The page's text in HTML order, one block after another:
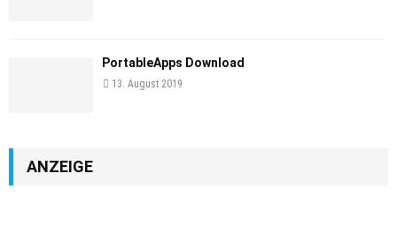
PortableApps Download
13. August 2019
ANZEIGE